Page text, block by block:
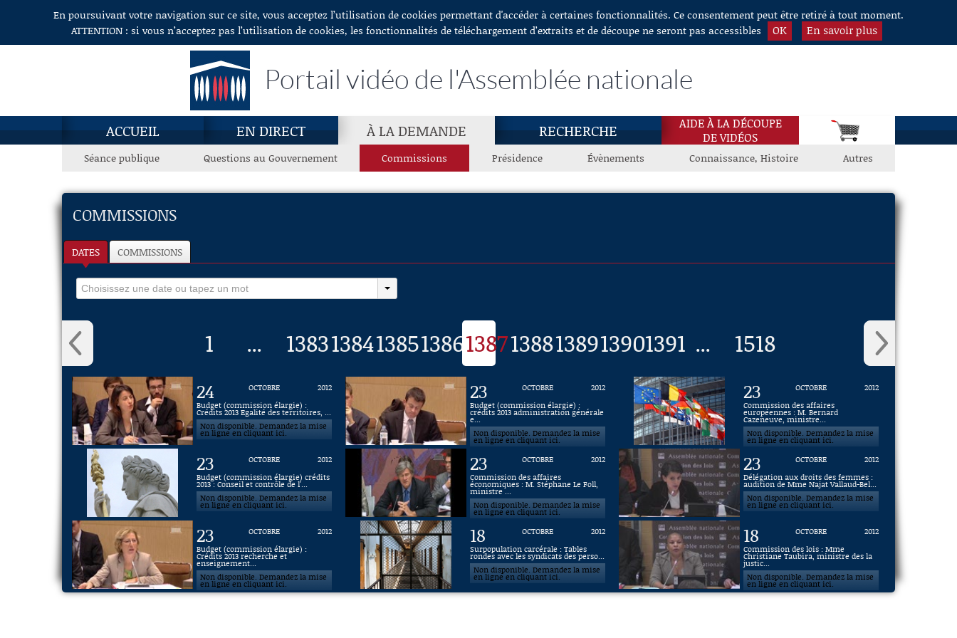
Aller au contenuEn poursuivant votre navigation sur ce site, vous acceptez l’utilisation de cookies permettant d'accéder à certaines fonctionnalités. Ce consentement peut être retiré à tout moment.
ATTENTION : si vous n’acceptez pas l’utilisation de cookies, les fonctionnalités de téléchargement d’extraits et de découpe ne seront pas accessibles
OK En savoir plus
Portail vidéo de l'Assemblée nationale
ACCUEIL EN DIRECT À LA DEMANDE RECHERCHE
AIDE À LA DÉCOUPE
DE VIDÉOS
Séance publique Questions au Gouvernement Commissions Présidence Évènements Connaissance, Histoire Autres
COMMISSIONS
DATES COMMISSIONS
1 ... 138313841385138613871388138913901391 ... 1518
24 OCTOBRE
2012
Budget (commission élargie) :
Crédits 2013 Egalité des territoires, ...
Non disponible. Demandez la mise
en ligne en cliquant ici.
23 OCTOBRE
2012
Budget (commission élargie) :
crédits 2013 administration générale
e...
Non disponible. Demandez la mise
en ligne en cliquant ici.
23 OCTOBRE
2012
Commission des affaires
européennes : M. Bernard
Cazeneuve, ministre...
Non disponible. Demandez la mise
en ligne en cliquant ici.
23 OCTOBRE
2012
Budget (commission élargie) crédits
2013 : Conseil et contrôle de l'...
Non disponible. Demandez la mise
en ligne en cliquant ici.
23 OCTOBRE
2012
Commission des affaires
économiques : M. Stéphane Le Foll,
ministre ...
Non disponible. Demandez la mise
en ligne en cliquant ici.
23 OCTOBRE
2012
Délégation aux droits des femmes :
audition de Mme Najat Vallaud-Bel...
Non disponible. Demandez la mise
en ligne en cliquant ici.
23 OCTOBRE
2012
Budget (commission élargie) :
Crédits 2013 recherche et
enseignement...
Non disponible. Demandez la mise
en ligne en cliquant ici.
18 OCTOBRE
2012
Surpopulation carcérale : Tables
rondes avec les syndicats des perso...
Non disponible. Demandez la mise
en ligne en cliquant ici.
18 OCTOBRE
2012
Commission des lois : Mme
Christiane Taubira, ministre des la
justic...
Non disponible. Demandez la mise
en ligne en cliquant ici.